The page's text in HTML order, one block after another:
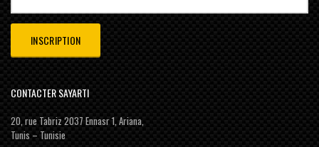
CONTACTER SAYARTI
20, rue Tabriz 2037 Ennasr 1, Ariana,
Tunis – Tunisie